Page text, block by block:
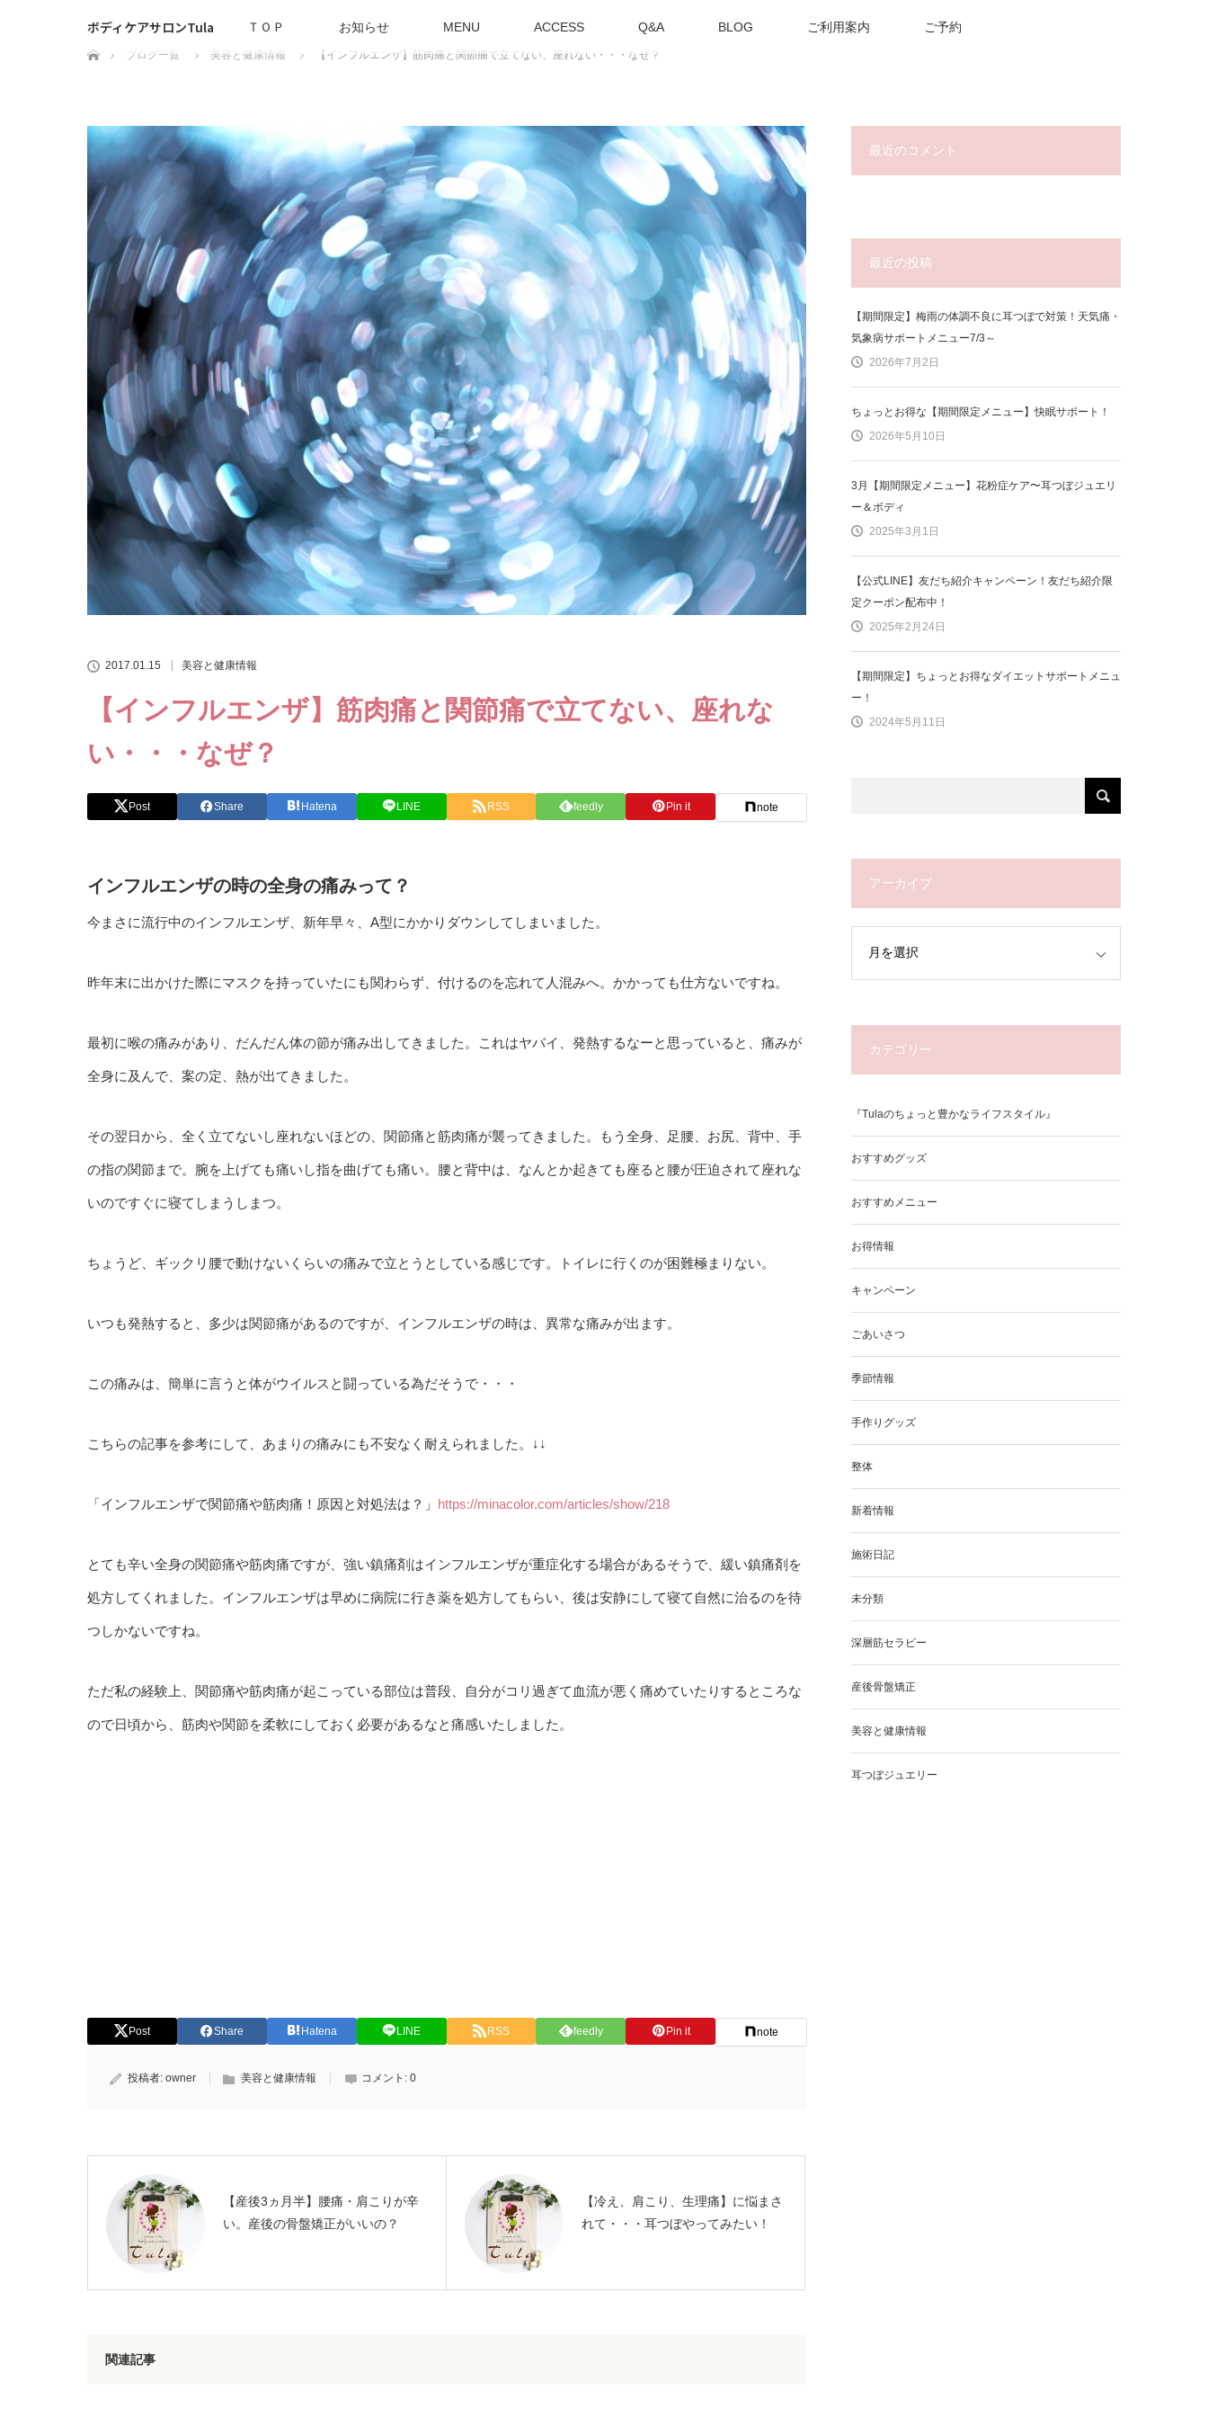
ボディケアサロンTula ＴＯＰ お知らせ MENU ACCESS Q&A BLOG ご利用案内 ご予約
ホーム
ブログ一覧
美容と健康情報 【インフルエンザ】筋肉痛と関節痛で立てない、座れない・・・なぜ？
2017.01.15 美容と健康情報
【インフルエンザ】筋肉痛と関節痛で立てない、座れな
い・・・なぜ？
Post Share Hatena LINE RSS feedly Pin it note
インフルエンザの時の全身の痛みって？
今まさに流行中のインフルエンザ、新年早々、A型にかかりダウンしてしまいました。
昨年末に出かけた際にマスクを持っていたにも関わらず、付けるのを忘れて人混みへ。かかっても仕方ないですね。
最初に喉の痛みがあり、だんだん体の節が痛み出してきました。これはヤバイ、発熱するなーと思っていると、痛みが
全身に及んで、案の定、熱が出てきました。
その翌日から、全く立てないし座れないほどの、関節痛と筋肉痛が襲ってきました。もう全身、足腰、お尻、背中、手
の指の関節まで。腕を上げても痛いし指を曲げても痛い。腰と背中は、なんとか起きても座ると腰が圧迫されて座れな
いのですぐに寝てしまうしまつ。
ちょうど、ギックリ腰で動けないくらいの痛みで立とうとしている感じです。トイレに行くのが困難極まりない。
いつも発熱すると、多少は関節痛があるのですが、インフルエンザの時は、異常な痛みが出ます。
この痛みは、簡単に言うと体がウイルスと闘っている為だそうで・・・
こちらの記事を参考にして、あまりの痛みにも不安なく耐えられました。↓↓
「インフルエンザで関節痛や筋肉痛！原因と対処法は？」 https://minacolor.com/articles/show/218
とても辛い全身の関節痛や筋肉痛ですが、強い鎮痛剤はインフルエンザが重症化する場合があるそうで、緩い鎮痛剤を
処方してくれました。インフルエンザは早めに病院に行き薬を処方してもらい、後は安静にして寝て自然に治るのを待
つしかないですね。
ただ私の経験上、関節痛や筋肉痛が起こっている部位は普段、自分がコリ過ぎて血流が悪く痛めていたりするところな
ので日頃から、筋肉や関節を柔軟にしておく必要があるなと痛感いたしました。
Post Share Hatena LINE RSS feedly Pin it note
投稿者: owner 美容と健康情報 コメント: 0
【産後3ヵ月半】腰痛・肩こりが辛
い。産後の骨盤矯正がいいの？
【冷え、肩こり、生理痛】に悩まさ
れて・・・耳つぼやってみたい！
関連記事
最近のコメント
最近の投稿
【期間限定】梅雨の体調不良に耳つぼで対策！天気痛・
気象病サポートメニュー7/3～
2026年7月2日
ちょっとお得な【期間限定メニュー】快眠サポート！
2026年5月10日
3月【期間限定メニュー】花粉症ケア〜耳つぼジュエリ
ー＆ボディ
2025年3月1日
【公式LINE】友だち紹介キャンペーン！友だち紹介限
定クーポン配布中！
2025年2月24日
【期間限定】ちょっとお得なダイエットサポートメニュ
ー！
2024年5月11日
アーカイブ
カテゴリー
『Tulaのちょっと豊かなライフスタイル』
おすすめグッズ
おすすめメニュー
お得情報
キャンペーン
ごあいさつ
季節情報
手作りグッズ
整体
新着情報
施術日記
未分類
深層筋セラピー
産後骨盤矯正
美容と健康情報
耳つぼジュエリー